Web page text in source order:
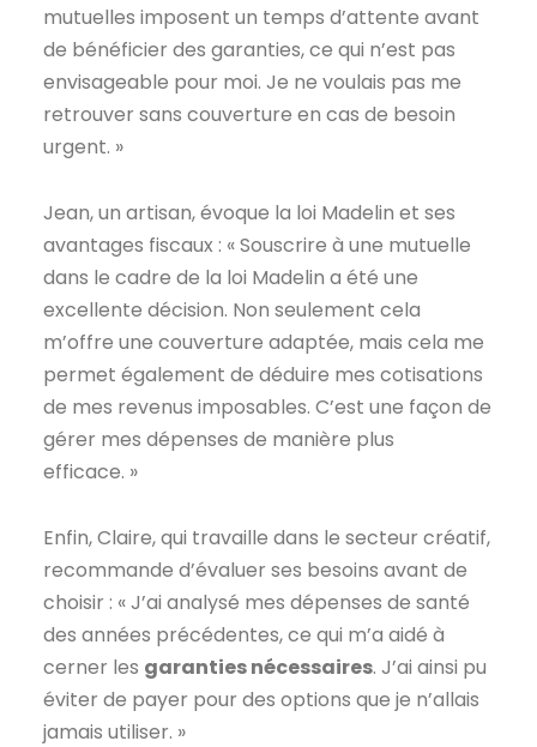
mutuelles imposent un temps d’attente avant
de bénéficier des garanties, ce qui n’est pas
envisageable pour moi. Je ne voulais pas me
retrouver sans couverture en cas de besoin
urgent. »
Jean, un artisan, évoque la loi Madelin et ses
avantages fiscaux : « Souscrire à une mutuelle
dans le cadre de la loi Madelin a été une
excellente décision. Non seulement cela
m’offre une couverture adaptée, mais cela me
permet également de déduire mes cotisations
de mes revenus imposables. C’est une façon de
gérer mes dépenses de manière plus
efficace. »
Enfin, Claire, qui travaille dans le secteur créatif,
recommande d’évaluer ses besoins avant de
choisir : « J’ai analysé mes dépenses de santé
des années précédentes, ce qui m’a aidé à
cerner les garanties nécessaires. J’ai ainsi pu
éviter de payer pour des options que je n’allais
jamais utiliser. »